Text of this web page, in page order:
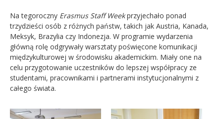
Na tegoroczny Erasmus Staff Weekprzyjechało ponad
trzydzieści osób z różnych państw, takich jak Austria, Kanada,
Meksyk, Brazylia czy Indonezja. W programie wydarzenia
główną rolę odgrywały warsztaty poświęcone komunikacji
międzykulturowej w środowisku akademickim. Miały one na
celu przygotowanie uczestników do lepszej współpracy ze
studentami, pracownikami i partnerami instytucjonalnymi z
całego świata.